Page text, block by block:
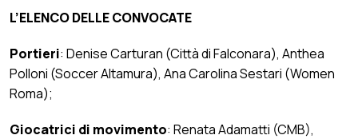
L’ELENCO DELLE CONVOCATE
Portieri: Denise Carturan (Città di Falconara), Anthea
Polloni (Soccer Altamura), Ana Carolina Sestari (Women
Roma);
Giocatrici di movimento: Renata Adamatti (CMB),